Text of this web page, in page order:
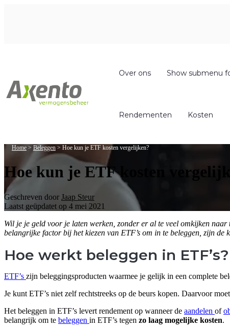
Over ons Show submenu
Rendementen Kosten
Home > Beleggen > Hoe kun je ETF kosten vergelijken?
Hoe kun je ETF kosten
Geschreven door Jaap Steur
Laatst geüpdatet op 4 mei 2021
Wil je je geld voor je laten werken, zonder er al te veel omkijken
belangrijke factor bij het kiezen van ETF’s om in te beleggen, zijn de
Hoe werkt beleggen in ETF’s?
ETF’s zijn beleggingsproducten waarmee je gelijk in een complete
Je kunt ETF’s niet zelf rechtstreeks op de beurs kopen. Daarvoor
Het beleggen in ETF’s levert rendement op wanneer de aandelen of
belangrijk om te beleggen in ETF’s tegen zo laag mogelijke kosten.